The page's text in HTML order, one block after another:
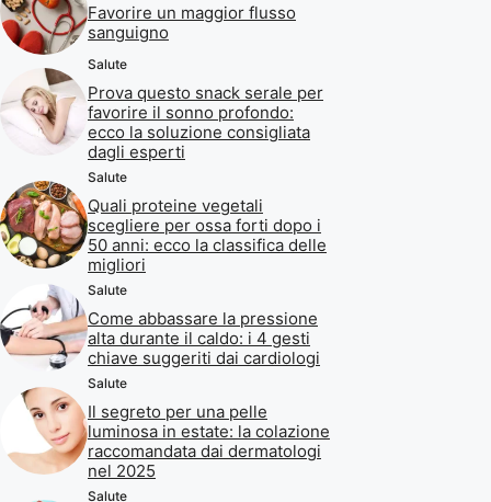
Favorire un maggior flusso
sanguigno
Salute
Prova questo snack serale per
favorire il sonno profondo:
ecco la soluzione consigliata
dagli esperti
Salute
Quali proteine vegetali
scegliere per ossa forti dopo i
50 anni: ecco la classifica delle
migliori
Salute
Come abbassare la pressione
alta durante il caldo: i 4 gesti
chiave suggeriti dai cardiologi
Salute
Il segreto per una pelle
luminosa in estate: la colazione
raccomandata dai dermatologi
nel 2025
Salute